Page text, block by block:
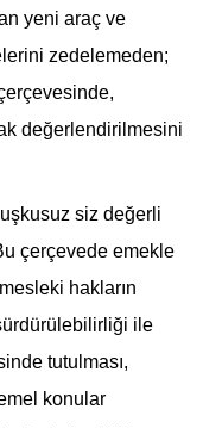
yeni araç ve
zedelemeden;
değerlendirilmesini
siz değerli
çerçevede emekle
hakların
ile
tutulması,
konular